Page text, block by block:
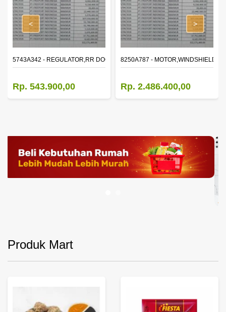
WINDOW,LH
5743A342 - REGULATOR,RR DOOR WINDOW,RH
Rp. 543.900,00
8250A787 - MOTOR,WINDSHIELD
Rp. 2.486.400,00
< >
Produk Mart